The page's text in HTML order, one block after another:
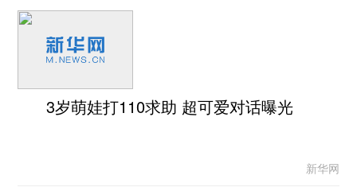
3岁萌娃打110求助 超可爱对话曝光
新华网